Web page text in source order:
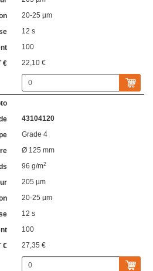
20-25 µm
12 s
100
22,10 €
43104120
Grade 4
Ø 125 mm
96 g/m2
205 µm
20-25 µm
12 s
100
27,35 €